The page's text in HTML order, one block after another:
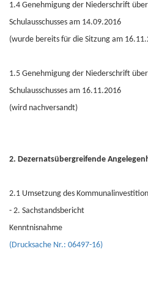
1.4 Genehmigung der Niederschrift
Schulausschusses am 14.09.2016
(wurde bereits für die Sitzung am
1.5 Genehmigung der Niederschrift
Schulausschusses am 16.11.2016
(wird nachversandt)
2. Dezernatsübergreifende
2.1 Umsetzung des
- 2. Sachstandsbericht
Kenntnisnahme
(Drucksache Nr.: 06497-16)